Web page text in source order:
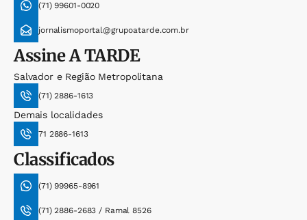
(71) 99601-0020
jornalismoportal@grupoatarde.com.br
AssineA TARDE
Salvador e Região Metropolitana
(71) 2886-1613
Demais localidades
71 2886-1613
Classificados
(71) 99965-8961
(71) 2886-2683 / Ramal 8526